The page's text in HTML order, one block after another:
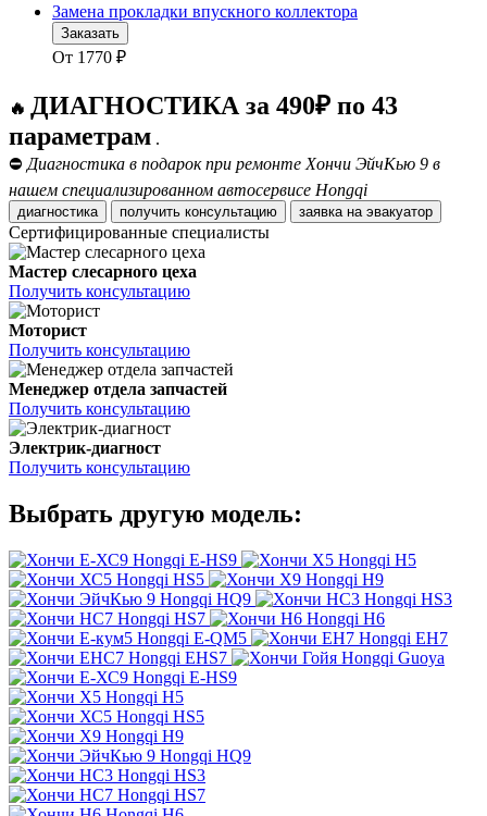
Замена прокладки впускного коллектора
Заказать
От 1770 ₽
🔥 ДИАГНОСТИКА за 490₽ по 43
параметрам .
⛔ Диагностика в подарок при ремонте Хончи ЭйчКью 9 в
нашем специализированном автосервисе Hongqi
диагностика получить консультацию заявка на эвакуатор
Сертифицированные специалисты
Мастер слесарного цеха
Получить консультацию
Моторист
Получить консультацию
Менеджер отдела запчастей
Получить консультацию
Электрик-диагност
Получить консультацию
Выбрать другую модель:
Hongqi E-HS9
Hongqi H5
Hongqi HS5
Hongqi H9
Hongqi HQ9
Hongqi HS3
Hongqi HS7
Hongqi H6
Hongqi E-QM5
Hongqi EH7
Hongqi EHS7
Hongqi Guoya
Hongqi E-HS9
Hongqi H5
Hongqi HS5
Hongqi H9
Hongqi HQ9
Hongqi HS3
Hongqi HS7